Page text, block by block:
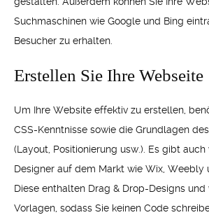
Suchmaschinen wie Google und Bing
Besucher zu erhalten.
Erstellen Sie Ihre Webseite
Um Ihre Website effektiv zu erstellen,
CSS-Kenntnisse sowie die Grundlagen
(Layout, Positionierung usw.). Es gibt
Designer auf dem Markt wie Wix, Weebly
Diese enthalten Drag & Drop-Designs
Vorlagen, sodass Sie keinen Code